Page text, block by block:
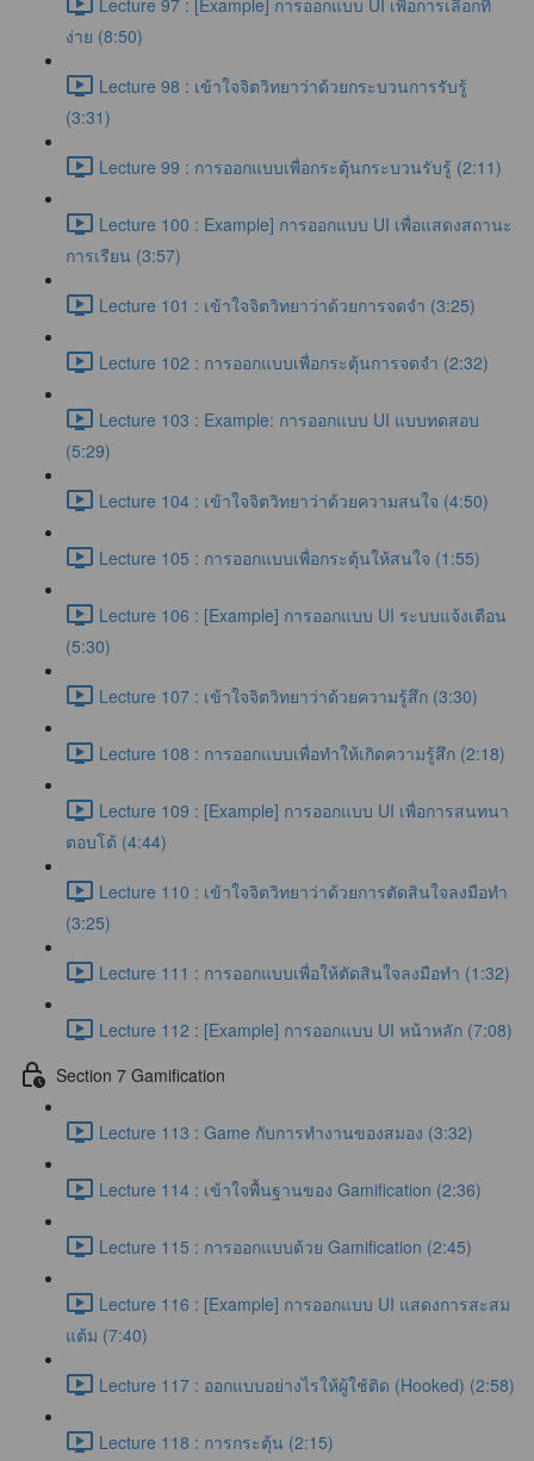
ง่าย (8:50)
Lecture 98 : เข้าใจจิตวิทยาว่าด้วยกระบวนการรับรู้
(3:31)
Lecture 99 : การออกแบบเพื่อกระตุ้นกระบวนรับรู้ (2:11)
Lecture 100 : Example] การออกแบบ UI เพื่อแสดงสถานะ
การเรียน (3:57)
Lecture 101 : เข้าใจจิตวิทยาว่าด้วยการจดจำ (3:25)
Lecture 102 : การออกแบบเพื่อกระตุ้นการจดจำ (2:32)
Lecture 103 : Example: การออกแบบ UI แบบทดสอบ
(5:29)
Lecture 104 : เข้าใจจิตวิทยาว่าด้วยความสนใจ (4:50)
Lecture 105 : การออกแบบเพื่อกระตุ้นให้สนใจ (1:55)
Lecture 106 : [Example] การออกแบบ UI ระบบแจ้งเตือน
(5:30)
Lecture 107 : เข้าใจจิตวิทยาว่าด้วยความรู้สึก (3:30)
Lecture 108 : การออกแบบเพื่อทำให้เกิดความรู้สึก (2:18)
Lecture 109 : [Example] การออกแบบ UI เพื่อการสนทนา
ตอบโต้ (4:44)
Lecture 110 : เข้าใจจิตวิทยาว่าด้วยการตัดสินใจลงมือทำ
(3:25)
Lecture 111 : การออกแบบเพื่อให้ตัดสินใจลงมือทำ (1:32)
Lecture 112 : [Example] การออกแบบ UI หน้าหลัก (7:08)
Section 7 Gamification
Lecture 113 : Game กับการทำงานของสมอง (3:32)
Lecture 114 : เข้าใจพื้นฐานของ Gamification (2:36)
Lecture 115 : การออกแบบด้วย Gamification (2:45)
Lecture 116 : [Example] การออกแบบ UI แสดงการสะสม
แต้ม (7:40)
Lecture 117 : ออกแบบอย่างไรให้ผู้ใช้ติด (Hooked) (2:58)
Lecture 118 : การกระตุ้น (2:15)